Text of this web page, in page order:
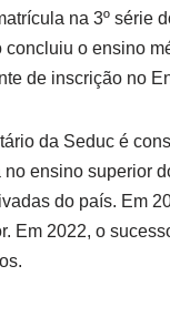
na 3º série
concluiu o ensino
de inscrição no
da Seduc é
ensino superior
do país. Em
Em 2022, o